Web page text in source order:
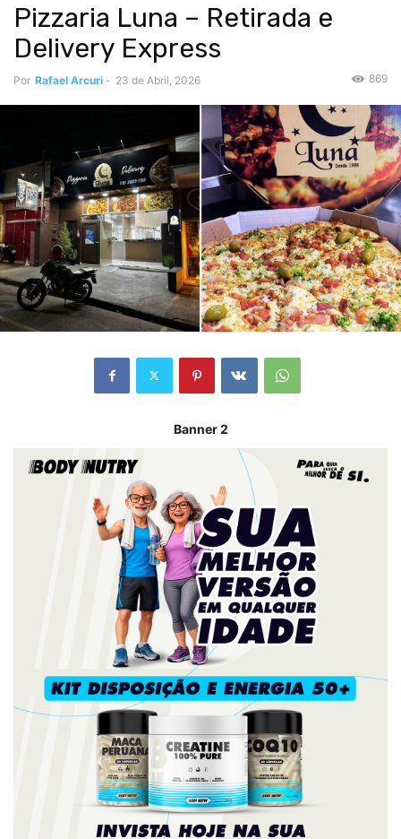
Pizzaria Luna – Retirada e
Delivery Express
Por Rafael Arcuri - 23 de Abril, 2026 869
Banner 2